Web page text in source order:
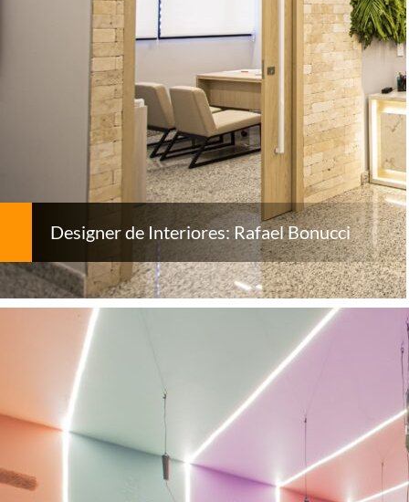
Designer de Interiores: Rafael Bonucci